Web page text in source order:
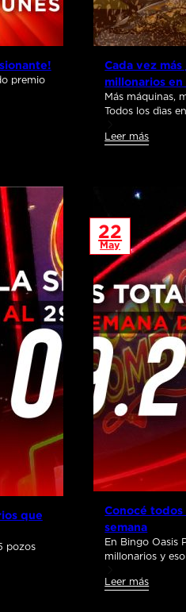
premio
Cada vez
millonarios en
Más máquinas,
Todos los dìas
Leer más
que
pozos
22
May
Conocé
semana
En Bingo Oasis
millonarios y
Leer más